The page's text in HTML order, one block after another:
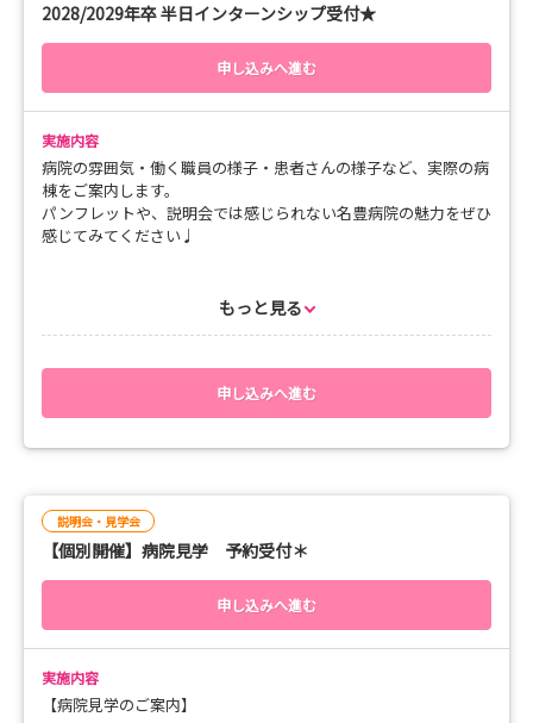
どちらも、皆さんの学校生活や実習のスケジュールに合わ
せて無理のない日程で調整します。
い」という方も大歓迎ですので、どうぞお気軽にご参加く
ださい！
━━━━━━━━━━━━━━━━━━━━━
【1】まずは気軽に見てみたい！「病院見学コース」
・内容：病院全体をぐるっと回る見学ツアー （＋ ご希望
に合わせて先輩ナースに質問タイム）
の参加も大歓迎です◎
【2】名豊病院看護のリアルを体感！「インターンシッ
プ」
・内容：実際の病棟に入り、先輩ナースのケアに同行・シ
・時間：半日（午前または午後で調整します◎午前中がオ
ススメです！）
2028/2029年卒 半日インターンシップ受付★
申し込みへ進む
実施内容
病院の雰囲気・働く職員の様子・患者さんの様子など、実際の病
棟をご案内します。
パンフレットや、説明会では感じられない名豊病院の魅力をぜひ
感じてみてください♩
★インターンシップに参加してみて、「ここで働きたい」と思っ
【対象者】
2028/2029年卒業予定者
【インターンシップ 予定例】
その後、実習着に更衣
10:00 病棟インターンスタート
11:30 インターン終了
11:30 募集要項説明、院内見学など
12:00 解散 お疲れさまでした♪
もっと見る
申し込みへ進む
説明会・見学会
【個別開催】病院見学 予約受付＊
申し込みへ進む
実施内容
【病院見学のご案内】